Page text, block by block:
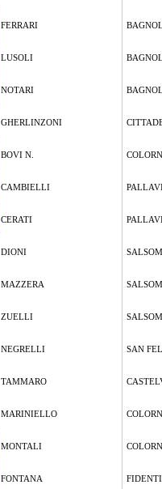
FERRARI
LUSOLI
NOTARI
GHERLINZONI
BOVI N.
CAMBIELLI
CERATI
DIONI
MAZZERA
ZUELLI
NEGRELLI SAN
TAMMARO
MARINIELLO
MONTALI
FONTANA